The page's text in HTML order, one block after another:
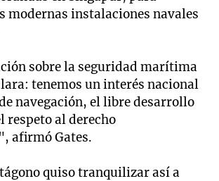
modernas instalaciones navales
sobre la seguridad marítima
tenemos un interés nacional
navegación, el libre desarrollo
respeto al derecho
afirmó Gates.
quiso tranquilizar así a